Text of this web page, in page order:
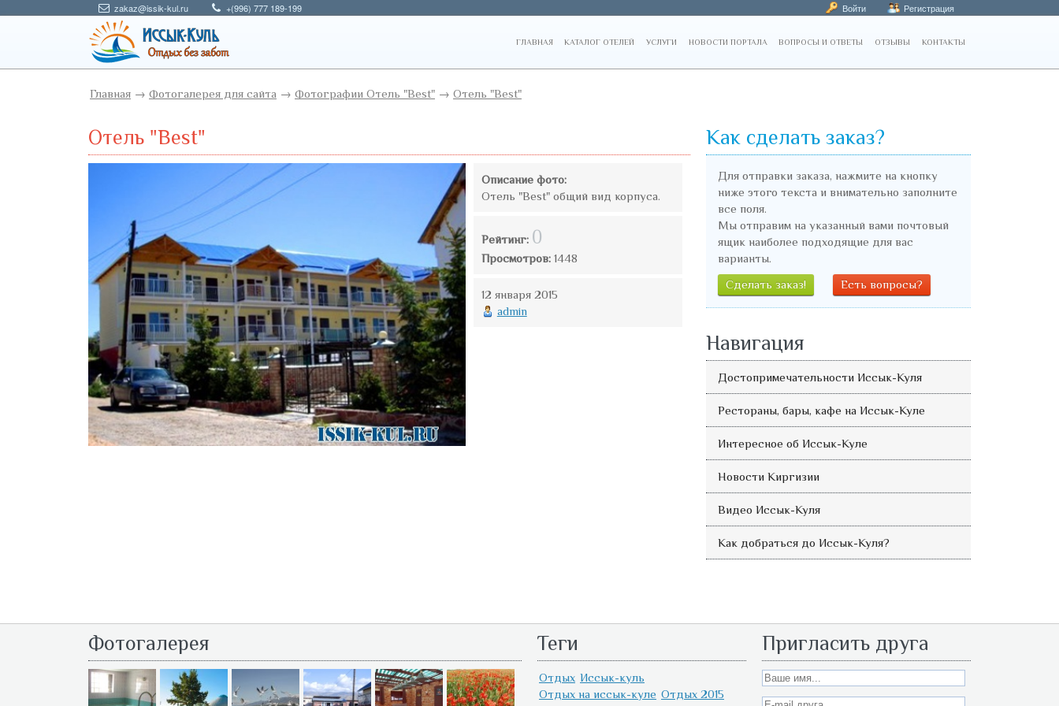
zakaz@issik-kul.ru +(996) 777 189-199 Войти Регистрация
ГЛАВНАЯ КАТАЛОГ ОТЕЛЕЙ УСЛУГИ НОВОСТИ ПОРТАЛА ВОПРОСЫ И ОТВЕТЫ ОТЗЫВЫ КОНТАКТЫ
Главная → Фотогалерея для сайта → Фотографии Отель "Best" → Отель "Best"
Отель "Best"
Описание фото:
Отель "Best" общий вид корпуса.
Рейтинг: 0
Просмотров: 1448
12 января 2015
admin
Как сделать заказ?
Для отправки заказа, нажмите на кнопку
ниже этого текста и внимательно заполните
все поля.
Мы отправим на указанный вами почтовый
ящик наиболее подходящие для вас
варианты.
Сделать заказ!
Есть вопросы?
Навигация
Достопримечательности Иссык-Куля
Рестораны, бары, кафе на Иссык-Куле
Интересное об Иссык-Куле
Новости Киргизии
Видео Иссык-Куля
Как добраться до Иссык-Куля?
Фотогалерея Теги
Отдых Иссык-куль
Отдых на иссык-куле Отдых 2015
Пригласить друга